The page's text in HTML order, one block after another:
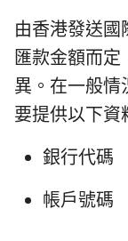
由香港發送
匯款金額而
異。在一般情
要提供以下資
銀行代碼
帳戶號碼